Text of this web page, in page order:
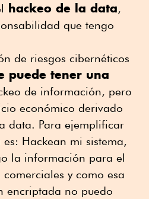
hackeo de la data,
que tengo
de riesgos cibernéticos
puede tener una
de información, pero
económico derivado
data. Para ejemplificar
Hackean mi sistema,
la información para el
y como esa
encriptada no puedo